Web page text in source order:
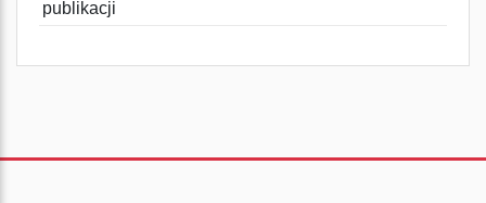
publikacji